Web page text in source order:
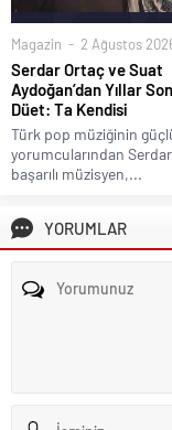
Magazin 2 Ağustos
Serdar Ortaç ve Suat
Aydoğan’dan Yıllar
Düet: Ta Kendisi
Türk pop müziğinin
yorumcularından
başarılı müzisyen,...
YORUMLAR